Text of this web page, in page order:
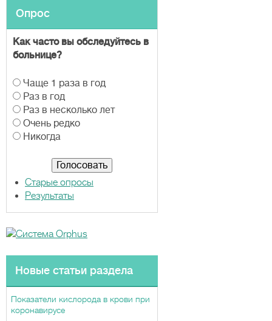
Опрос
Как часто вы обследуйтесь в
больнице?
В
а
р
и
а
Чаще 1 раза в год
Раз в год
Раз в несколько лет
Очень редко
Никогда
Старые опросы
Результаты
Новые статьи раздела
Показатели кислорода в крови при
коронавирусе